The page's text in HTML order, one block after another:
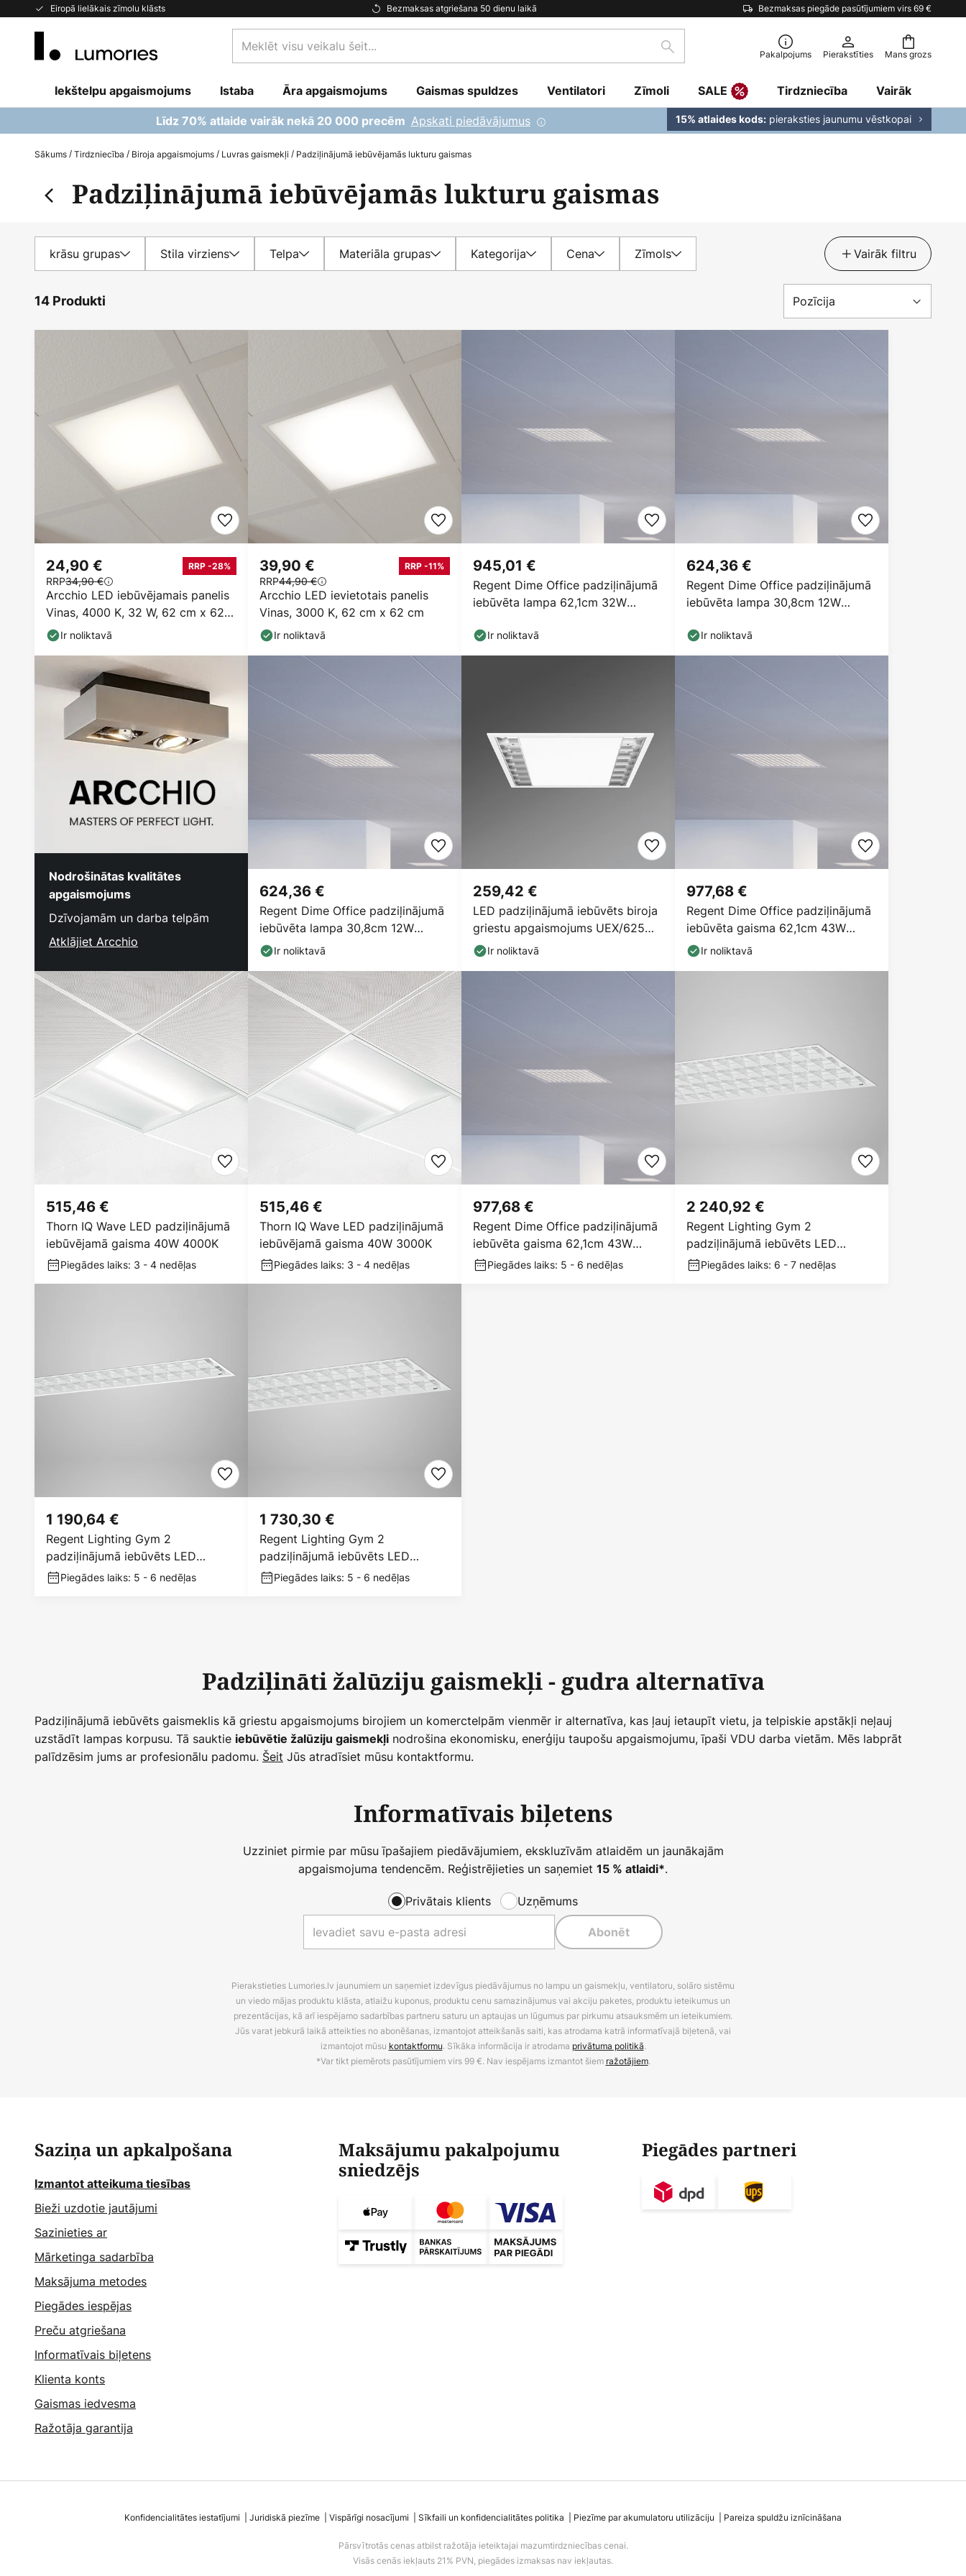
Eiropā lielākais zīmolu klāsts Bezmaksas atgriešana 50 dienu laikā Bezmaksas piegāde pasūtījumiem virs 69 €
Skip
Mans grozs
visu
šeit...
Meklēšana Pakalpojums Pierakstīties
Iekštelpu apgaismojums Istaba Āra apgaismojums Gaismas spuldzes Ventilatori Zīmoli SALE Tirdzniecība Vairāk
Līdz 70% atlaide vairāk nekā 20 000 precēm Apskati piedāvājumus 15% atlaides kods: pieraksties jaunumu vēstkopai
Sākums Tirdzniecība Biroja apgaismojums Luvras gaismekļi Padziļinājumā iebūvējamās lukturu gaismas
Padziļinājumā iebūvējamās lukturu gaismas
krāsu grupas Stila virziens Telpa Materiāla grupas Kategorija Cena Zīmols Vairāk filtru
14 Produkti
Arcchio LED iebūvējamais panelis
Vinas, 4000 K, 32 W, 62 cm x 62
cm
24,90 € RRP -28%
RRP34,90 €
Ir noliktavā
Arcchio LED ievietotais panelis
Vinas, 3000 K, 62 cm x 62 cm
39,90 € RRP -11%
RRP44,90 €
Ir noliktavā
Regent Dime Office padziļinājumā
iebūvēta lampa 62,1cm 32W
945,01 €
Ir noliktavā
Regent Dime Office padziļinājumā
iebūvēta lampa 30,8cm 12W
624,36 €
Ir noliktavā
Nodrošinātas kvalitātes
apgaismojums
Dzīvojamām un darba telpām
Atklājiet Arcchio
Regent Dime Office padziļinājumā
iebūvēta lampa 30,8cm 12W
4000K
624,36 €
Ir noliktavā
LED padziļinājumā iebūvēts biroja
griestu apgaismojums UEX/625
paraboliskā
259,42 €
Ir noliktavā
Regent Dime Office padziļinājumā
iebūvēta gaisma 62,1cm 43W
4000K
977,68 €
Ir noliktavā
Thorn IQ Wave LED padziļinājumā
iebūvējamā gaisma 40W 4000K
515,46 €
Piegādes laiks: 3 - 4 nedēļas
Thorn IQ Wave LED padziļinājumā
iebūvējamā gaisma 40W 3000K
515,46 €
Piegādes laiks: 3 - 4 nedēļas
Regent Dime Office padziļinājumā
iebūvēta gaisma 62,1cm 43W
3000K
977,68 €
Piegādes laiks: 5 - 6 nedēļas
Regent Lighting Gym 2
padziļinājumā iebūvēts LED
gaismeklis 200W
2 240,92 €
Piegādes laiks: 6 - 7 nedēļas
Regent Lighting Gym 2
padziļinājumā iebūvēts LED
gaismeklis 100W
1 190,64 €
Piegādes laiks: 5 - 6 nedēļas
Regent Lighting Gym 2
padziļinājumā iebūvēts LED
gaismeklis 150W
1 730,30 €
Piegādes laiks: 5 - 6 nedēļas
Padziļināti žalūziju gaismekļi - gudra alternatīva
Padziļinājumā iebūvēts gaismeklis kā griestu apgaismojums birojiem un komerctelpām vienmēr ir alternatīva, kas ļauj ietaupīt vietu, ja telpiskie apstākļi neļauj
uzstādīt lampas korpusu. Tā sauktie iebūvētie žalūziju gaismekļi nodrošina ekonomisku, enerģiju taupošu apgaismojumu, īpaši VDU darba vietām. Mēs labprāt
palīdzēsim jums ar profesionālu padomu. Šeit Jūs atradīsiet mūsu kontaktformu.
Informatīvais biļetens
Uzziniet pirmie par mūsu īpašajiem piedāvājumiem, ekskluzīvām atlaidēm un jaunākajām
apgaismojuma tendencēm. Reģistrējieties un saņemiet 15 % atlaidi*.
Privātais klients Uzņēmums
Abonēt
Pierakstieties Lumories.lv jaunumiem un saņemiet izdevīgus piedāvājumus no lampu un gaismekļu, ventilatoru, solāro sistēmu
un viedo mājas produktu klāsta, atlaižu kuponus, produktu cenu samazinājumus vai akciju paketes, produktu ieteikumus un
prezentācijas, kā arī iespējamo sadarbības partneru saturu un aptaujas un lūgumus par pirkumu atsauksmēm un ieteikumiem.
Jūs varat jebkurā laikā atteikties no abonēšanas, izmantojot atteikšanās saiti, kas atrodama katrā informatīvajā biļetenā, vai
izmantojot mūsu kontaktformu. Sīkāka informācija ir atrodama privātuma politikā.
*Var tikt piemērots pasūtījumiem virs 99 €. Nav iespējams izmantot šiem ražotājiem.
Saziņa un apkalpošana
Izmantot atteikuma tiesības
Bieži uzdotie jautājumi
Sazinieties ar
Mārketinga sadarbība
Maksājuma metodes
Piegādes iespējas
Preču atgriešana
Informatīvais biļetens
Klienta konts
Gaismas iedvesma
Ražotāja garantija
Maksājumu pakalpojumu
sniedzējs
Piegādes partneri
Konfidencialitātes iestatījumi Juridiskā piezīme Vispārīgi nosacījumi Sīkfaili un konfidencialitātes politika Piezīme par akumulatoru utilizāciju Pareiza spuldžu iznīcināšana
Pārsvītrotās cenas atbilst ražotāja ieteiktajai mazumtirdzniecības cenai.
Visās cenās iekļauts 21% PVN, piegādes izmaksas nav iekļautas.